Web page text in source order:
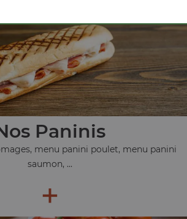
Paninis
menu panini poulet, menu panini
saumon, ...
+